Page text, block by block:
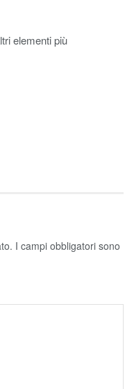
elementi più
I campi obbligatori sono